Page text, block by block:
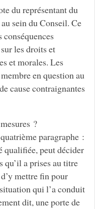
du représentant du
sein du Conseil. Ce
les droits et
et morales. Les
en question au
cause contraignantes
?
paragraphe :
qualifiée, peut décider
qu’il a prises au titre
mettre fin pour
qui l’a conduit
dit, une porte de